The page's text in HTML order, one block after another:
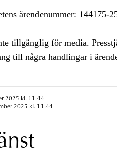
ärendenummer: 144175-
tillgänglig för media.
till några handlingar i
2025 kl. 11.44
2025 kl. 11.44